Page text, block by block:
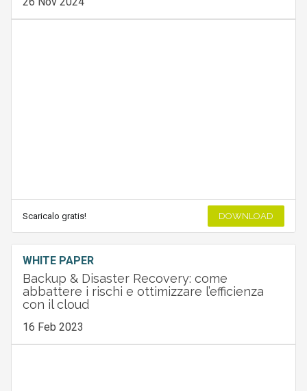
Scaricalo gratis! DOWNLOAD
WHITE PAPER
Backup & Disaster Recovery: come
abbattere i rischi e ottimizzare l’efficienza
con il cloud
16 Feb 2023